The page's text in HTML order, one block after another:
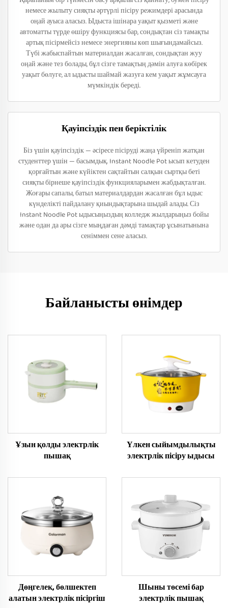
немесе жылыту сияқты әртүрлі пісіру режимдері арасында
оңай ауыса аласыз. Ыдыста ішінара уақыт қызметі және
автоматты түрде өшіру функциясы бар, сондықтан сіз тамақты
артық пісірмейсіз немесе энергияны көп шығындамайсыз.
Түбі жабыспайтын материалдан жасалған, сондықтан жуу
оңай және тез болады, бұл сізге тамақтың дәмін алуға көбірек
уақыт бөлуге, ал ыдысты шаймай жазуға кем уақыт жұмсауға
мүмкіндік береді.
Қауіпсіздік пен беріктілік
Біз үшін қауіпсіздік — әсіресе пісіруді жаңа үйреніп жатқан
студенттер үшін — басымдық. Instant Noodle Pot ысып кетуден
қорғайтын және күйіктен сақтайтын салқын сыртқы беті
сияқты бірнеше қауіпсіздік функцияларымен жабдықталған.
Жоғары сапалы, батыл материалдардан жасалған бұл ыдыс
күнделікті пайдалану қиындықтарына шыдай алады. Сіз
Instant Noodle Pot ыдысыңыздың колледж жылдарыңыз бойы
және одан да ары сізге мыңдаған дәмді тамақтар ұсынатынына
сеніммен сене аласыз.
Байланысты өнімдер
Ұзын қолды электрлік
пышақ
Үлкен сыйымдылықты
электрлік пісіру ыдысы
Дөңгелек, бөлшектеп
алатын электрлік пісіргіш
Шыны төсемі бар
электрлік пышақ